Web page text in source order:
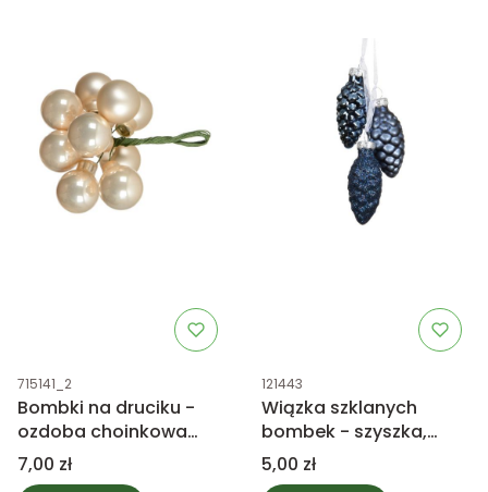
Kod produktu
715141_2
Bombki na druciku -
ozdoba choinkowa
perłowy mix
Cena
7,00 zł
Kod produktu
121443
Wiązka szklanych
bombek - szyszka,
granatowy mix
Cena
5,00 zł